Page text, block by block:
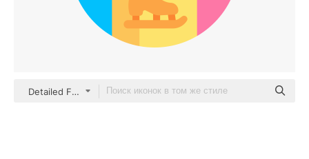
Detailed Flat Circular Flat